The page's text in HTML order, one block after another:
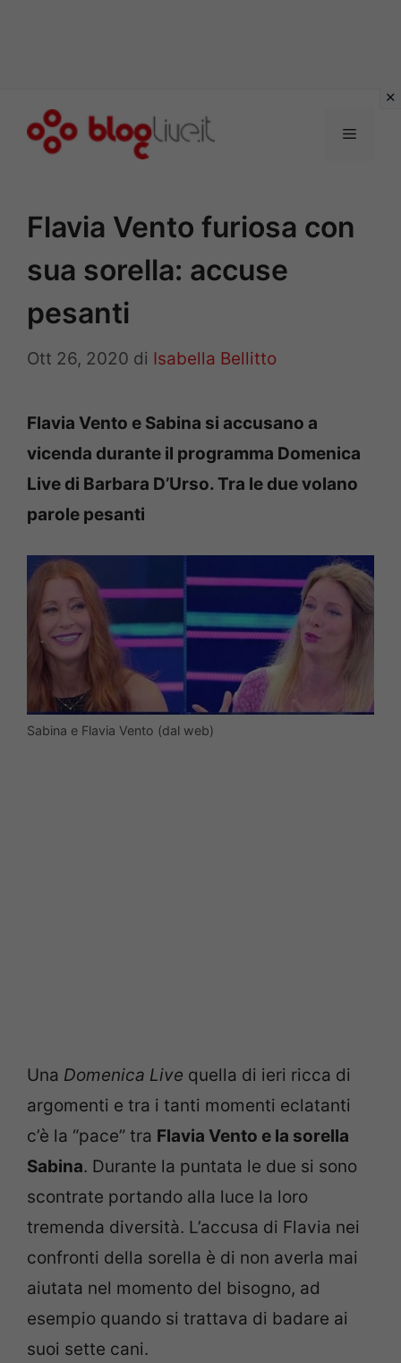
Menu
Flavia Vento furiosa con
sua sorella: accuse
pesanti
Ott 26, 2020 di Isabella Bellitto
Flavia Vento e Sabina si accusano a
vicenda durante il programma Domenica
Live di Barbara D’Urso. Tra le due volano
parole pesanti
Sabina e Flavia Vento (dal web)
Una Domenica Live quella di ieri ricca di
argomenti e tra i tanti momenti eclatanti
c’è la “pace” tra Flavia Vento e la sorella
Sabina. Durante la puntata le due si sono
scontrate portando alla luce la loro
tremenda diversità. L’accusa di Flavia nei
confronti della sorella è di non averla mai
aiutata nel momento del bisogno, ad
esempio quando si trattava di badare ai
suoi sette cani.